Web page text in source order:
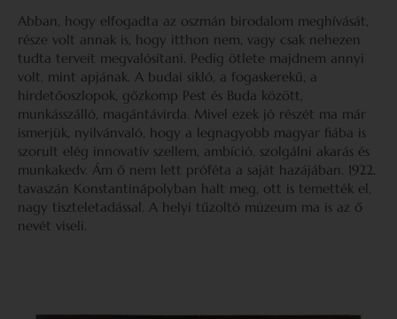
Abban, hogy elfogadta az oszmán birodalom meghívását,
része volt annak is, hogy itthon nem, vagy csak nehezen
tudta terveit megvalósítani. Pedig ötlete majdnem annyi
volt, mint apjának. A budai sikló, a fogaskerekű, a
hirdetőoszlopok, gőzkomp Pest és Buda között,
munkásszálló, magántávirda. Mivel ezek jó részét ma már
ismerjük, nyilvánvaló, hogy a legnagyobb magyar fiába is
szorult elég innovatív szellem, ambíció, szolgálni akarás és
munkakedv. Ám ő nem lett próféta a saját hazájában. 1922.
tavaszán Konstantinápolyban halt meg, ott is temették el,
nagy tiszteletadással. A helyi tűzoltó múzeum ma is az ő
nevét viseli.